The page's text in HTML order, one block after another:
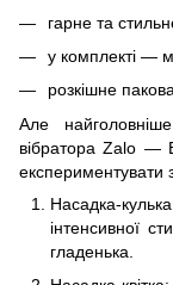
гарне та
у комплекті —
розкішне
Але
вібратора Zalo —
експериментувати
Насадка-
інтенсивної
гладенька.